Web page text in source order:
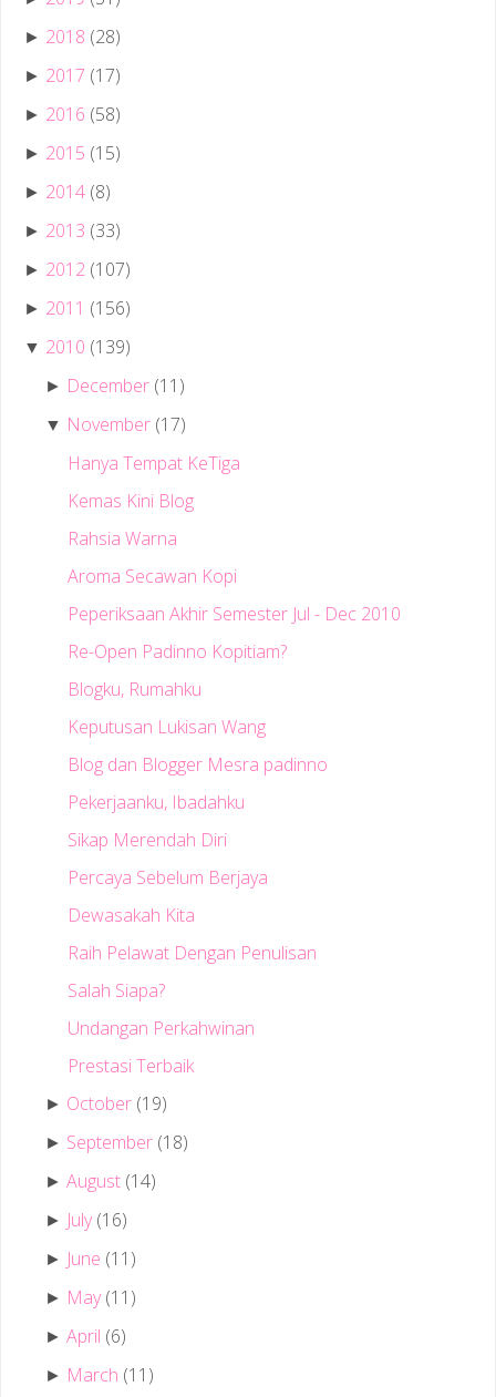
► 2018 (28)
► 2017 (17)
► 2016 (58)
► 2015 (15)
► 2014 (8)
► 2013 (33)
► 2012 (107)
► 2011 (156)
▼ 2010 (139)
► December (11)
▼ November (17)
Hanya Tempat KeTiga
Kemas Kini Blog
Rahsia Warna
Aroma Secawan Kopi
Peperiksaan Akhir Semester Jul - Dec 2010
Re-Open Padinno Kopitiam?
Blogku, Rumahku
Keputusan Lukisan Wang
Blog dan Blogger Mesra padinno
Pekerjaanku, Ibadahku
Sikap Merendah Diri
Percaya Sebelum Berjaya
Dewasakah Kita
Raih Pelawat Dengan Penulisan
Salah Siapa?
Undangan Perkahwinan
Prestasi Terbaik
► October (19)
► September (18)
►August (14)
► July (16)
► June (11)
► May (11)
►April (6)
► March (11)